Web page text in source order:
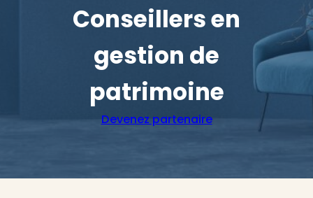
Conseillers en
gestion de
patrimoine
Devenez partenaire